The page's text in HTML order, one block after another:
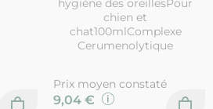
hygiène des oreillesPour
chien et
chat100mlComplexe
Cerumenolytique
Prix moyen constaté
9,04 €